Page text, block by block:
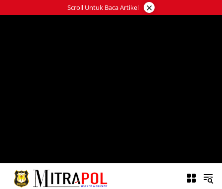
ke
Scroll Untuk Baca Artikel ×